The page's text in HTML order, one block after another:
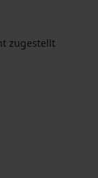
zugestellt